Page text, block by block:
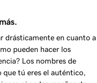
drásticamente en cuanto a
pueden hacer los
Los nombres de
tú eres el auténtico,